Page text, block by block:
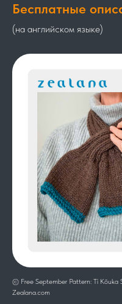
Бесплатные
(на английском языке)
© Free September Pattern: Tī Kōuka
Zealana.com